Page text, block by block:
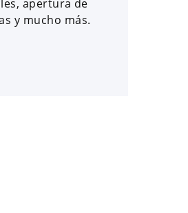
apertura de
y mucho más.